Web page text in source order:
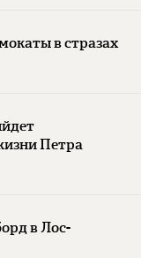
в стразах
Петра
в Лос-